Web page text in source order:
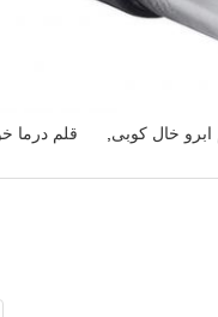
ابرو خال کوبی قلم درما